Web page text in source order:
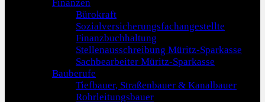
Finanzen
Bürokraft
Sozialversicherungsfachangestellte
Finanzbuchhaltung
Stellenausschreibung Müritz-Sparkasse
Sachbearbeiter Müritz-Sparkasse
Bauberufe
Tiefbauer, Straßenbauer & Kanalbauer
Rohrleitungsbauer